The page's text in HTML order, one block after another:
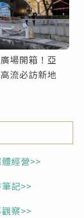
場開箱！亞
流必訪新地
體經營>>
記>>
察>>